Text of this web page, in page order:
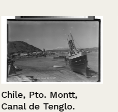
Chile, Pto. Montt,
Canal de Tenglo.